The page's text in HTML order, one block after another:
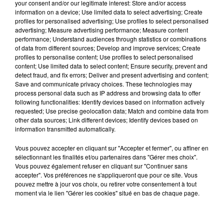
23 juillet 2026
INCENDIE MORTEL À LENS : UNE FEMME ET
SON BÉBÉ ENTRE LA VIE ET LA...
Un homme s'est immolé par le feu après avoir
aspergé sa compagne et leur bébé de trois mois
d'un liquide inflammable.
20 juillet 2026
UNE ADOLESCENTE DEVANT SE FAIRE
your consent and/or our legitimate interest: Store and/or access
information on a device; Use limited data to select advertising; Create
profiles for personalised advertising; Use profiles to select personalised
advertising; Measure advertising performance; Measure content
performance; Understand audiences through statistics or combinations
of data from different sources; Develop and improve services; Create
profiles to personalise content; Use profiles to select personalised
content; Use limited data to select content; Ensure security, prevent and
detect fraud, and fix errors; Deliver and present advertising and content;
Save and communicate privacy choices. These technologies may
process personal data such as IP address and browsing data to offer
following functionalities: Identify devices based on information actively
requested; Use precise geolocation data; Match and combine data from
other data sources; Link different devices; Identify devices based on
information transmitted automatically.
Vous pouvez accepter en cliquant sur "Accepter et fermer", ou affiner en
sélectionnant les finalités et/ou partenaires dans "Gérer mes choix".
Vous pouvez également refuser en cliquant sur "Continuer sans
accepter". Vos préférences ne s'appliqueront que pour ce site. Vous
pouvez mettre à jour vos choix, ou retirer votre consentement à tout
moment via le lien "Gérer les cookies" situé en bas de chaque page.